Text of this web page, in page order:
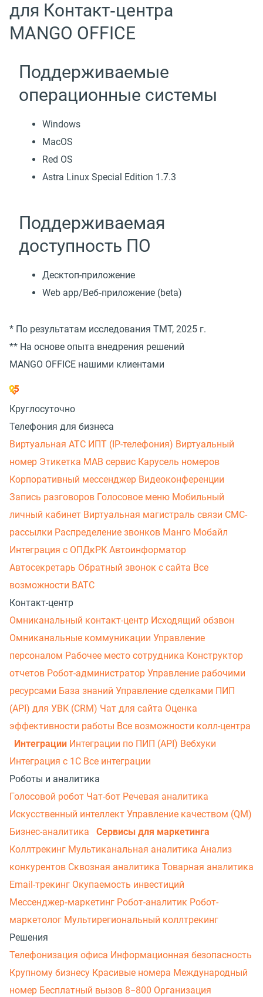
для Контакт‑центра
MANGO OFFICE
Поддерживаемые
операционные системы
Windows
MacOS
Red OS
Astra Linux Special Edition 1.7.3
Поддерживаемая
доступность ПО
Десктоп-приложение
Web app/Веб‑приложение (beta)
* По результатам исследования TMT, 2025 г.
** На основе опыта внедрения решений
MANGO OFFICE нашими клиентами
Круглосуточно
Телефония для бизнеса
Виртуальная АТС ИПТ (IP-телефония) Виртуальный
номер Этикетка МАВ сервис Карусель номеров
Корпоративный мессенджер Видеоконференции
Запись разговоров Голосовое меню Мобильный
личный кабинет Виртуальная магистраль связи СМС-
рассылки Распределение звонков Манго Мобайл
Интеграция с ОПДкРК Автоинформатор
Автосекретарь Обратный звонок с сайта Все
возможности ВАТС
Контакт-центр
Омниканальный контакт-центр Исходящий обзвон
Омниканальные коммуникации Управление
персоналом Рабочее место сотрудника Конструктор
отчетов Робот-администратор Управление рабочими
ресурсами База знаний Управление сделками ПИП
(API) для УВК (CRM) Чат для сайта Оценка
эффективности работы Все возможности колл-центра
Интеграции Интеграции по ПИП (API) Вебхуки
Интеграция с 1С Все интеграции
Роботы и аналитика
Голосовой робот Чат-бот Речевая аналитика
Искусственный интеллект Управление качеством (QM)
Бизнес-аналитика
Сервисы для маркетинга
Коллтрекинг Мультиканальная аналитика Анализ
конкурентов Сквозная аналитика Товарная аналитика
Email-трекинг Окупаемость инвестиций
Мессенджер‑маркетинг Робот-аналитик Робот-
маркетолог Мультирегиональный коллтрекинг
Решения
Телефонизация офиса Информационная безопасность
Крупному бизнесу Красивые номера Международный
номер Бесплатный вызов 8−800 Организация